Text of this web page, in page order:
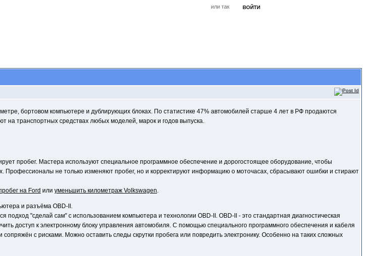
или так ВОЙТИ
бортовом компьютере и дублирующих блоках. По статистике 47% автомобилей старше 4 лет в РФ продаются
на транспортных средствах любых моделей, марок и годов выпуска.
пробег. Мастера используют специальное программное обеспечение и дорогостоящее оборудование, чтобы
Профессионалы не только изменяют пробег, но и корректируют информацию о моточасах, сбрасывают ошибки и стирают
на Ford или уменьшить километраж Volkswagen.
и разъёма OBD-II.
подход "сделай сам" с использованием компьютера и технологии OBD-II. OBD-II - это стандартная диагностическая
доступ к электронному блоку управления автомобиля. С помощью специального программного обеспечения и кабеля
с рисками. Можно оставить следы скрутки пробега или повредить электронику. Особенно на таких сложных